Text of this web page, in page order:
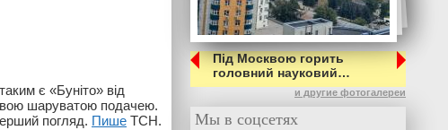
є «Буніто» від
шаруватою подачею.
погляд. Пише ТСН.
Під Москвою горить
головний науковий…
и другие фотогалереи
Мы в соцсетях